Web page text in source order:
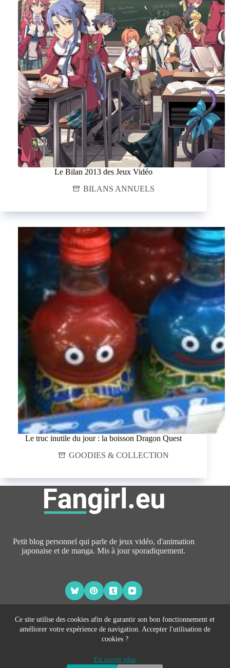
Ce site utilise des cookies afin de garantir son bon fonctionnement et
améliorer votre expérience de navigation. Accepter l'utilisation de
cookies ?
En savoir plus
Le Bilan 2013 des Jeux Vidéo
BILANS ANNUELS
Le truc inutile du jour : la boisson Dragon Quest
GOODIES & COLLECTION
Petit blog personnel qui parle de jeux vidéo, d'animation
japonaise et de manga. Mis à jour sporadiquement.
À PROPOS
CONTACT
Johann